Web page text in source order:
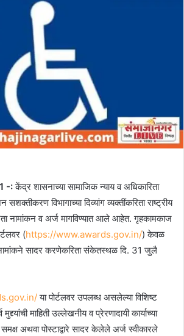
-:केंद्र शासनाच्या सामाजिक न्याय व अधिकारिता
विभागाच्या दिव्यांग व्यक्तींकरिता राष्ट्रीय
नामांकन व अर्ज मागविण्यात आले आहेत. गृहकामकाज
(https://www.awards.gov.in/) केवळ
सादर करणेकरिता संकेतस्थळ दि. 31 जुलै
या पोर्टलवर उपलब्ध असलेल्या विशिष्ट
माहिती उल्लेखनीय व प्रेरणादायी कार्याच्या
समक्ष अथवा पोस्टाद्वारे सादर केलेले अर्ज स्वीकारले